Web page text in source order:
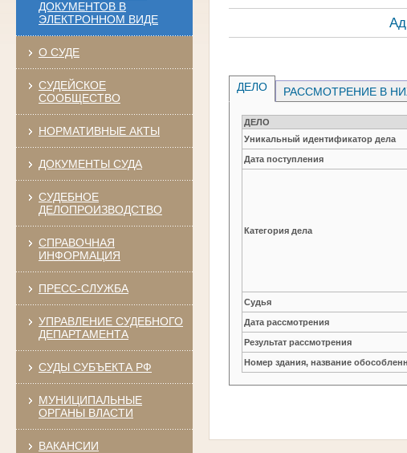
ДОКУМЕНТОВ В
ЭЛЕКТРОННОМ ВИДЕ
О СУДЕ
СУДЕЙСКОЕ
СООБЩЕСТВО
НОРМАТИВНЫЕ АКТЫ
ДОКУМЕНТЫ СУДА
СУДЕБНОЕ
ДЕЛОПРОИЗВОДСТВО
СПРАВОЧНАЯ
ИНФОРМАЦИЯ
ПРЕСС-СЛУЖБА
УПРАВЛЕНИЕ СУДЕБНОГО
ДЕПАРТАМЕНТА
СУДЫ СУБЪЕКТА РФ
МУНИЦИПАЛЬНЫЕ
ОРГАНЫ ВЛАСТИ
ВАКАНСИИ
ДЕЛО РАССМОТРЕНИЕ В
ДЕЛО
Уникальный идентификатор дела
Дата поступления
Категория дела
Судья
Дата рассмотрения
Результат рассмотрения
Номер здания, название